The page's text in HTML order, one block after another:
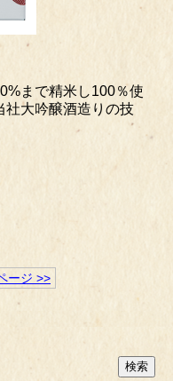
まで精米し100％使
社大吟醸酒造りの技
ージ >>